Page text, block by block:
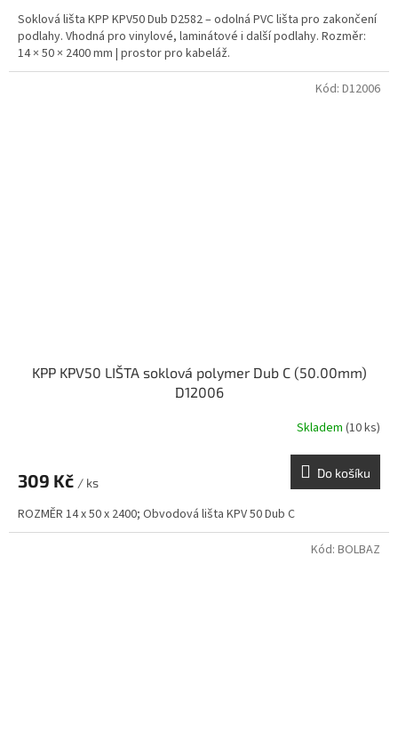
Soklová lišta KPP KPV50 Dub D2582 – odolná PVC lišta pro zakončení
podlahy. Vhodná pro vinylové, laminátové i další podlahy. Rozměr:
14 × 50 × 2400 mm | prostor pro kabeláž.
KPP KPV50 LIŠTA soklová polymer Dub C (50.00mm)
D12006
Skladem (10 ks)
309 Kč / ks
Do košíku
ROZMĚR 14 x 50 x 2400; Obvodová lišta KPV 50 Dub C
Kód: D12006
Kód: BOLBAZ